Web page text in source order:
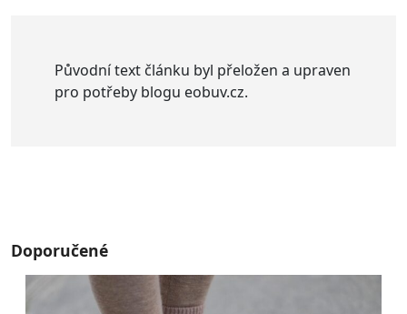
Původní text článku byl přeložen a upraven
pro potřeby blogu eobuv.cz.
Doporučené